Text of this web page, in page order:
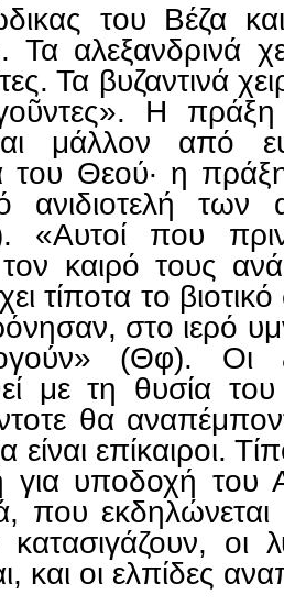
του Βέζα
Τα αλεξανδρινά
Τα βυζαντινά
Η
μάλλον από
του Θεού· η
ανιδιοτελή των
«Αυτοί που
καιρό τους
τίποτα το
στο ιερό
(Θφ). Οι
με τη θυσία
θα
επίκαιροι.
για υποδοχή του
που εκδηλώνεται
οι
και οι ελπίδες